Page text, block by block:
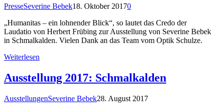
PresseSeverine Bebek18. Oktober 20170
„Humanitas – ein lohnender Blick“, so lautet das Credo der
Laudatio von Herbert Frübing zur Ausstellung von Severine Bebek
in Schmalkalden. Vielen Dank an das Team vom Optik Schulze.
Weiterlesen
Ausstellung 2017: Schmalkalden
AusstellungenSeverine Bebek28. August 2017